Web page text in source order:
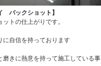
バックショット】
トの仕上がりです。
に自信を持っております
磨きに熱意を持って施工している事